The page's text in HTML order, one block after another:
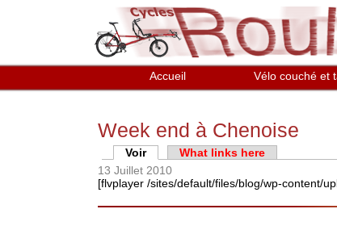
Aller au contenu principal
Accueil Vélo couché et
Week end à Chenoise
Onglets principaux
Voir(onglet actif)
What links here
13 Juillet 2010
[flvplayer /sites/default/files/blog/wp-content/